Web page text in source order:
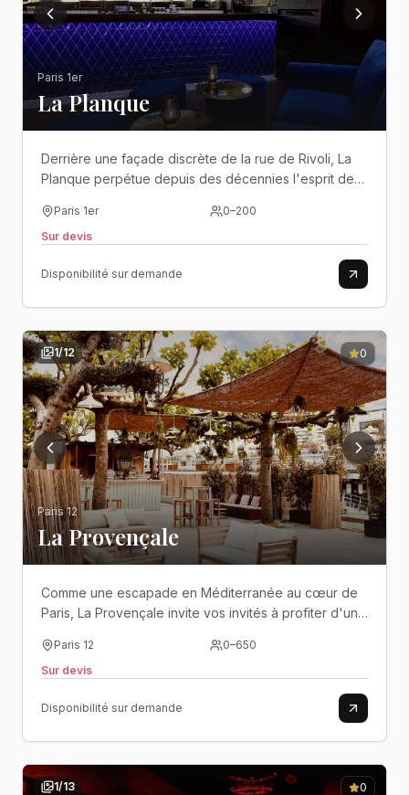
Paris 1er
La Planque
Derrière une façade discrète de la rue de Rivoli, La
Planque perpétue depuis des décennies l'esprit des
élégance, mystère et fête ne font qu'un..
Paris 1er 0–200
Sur devis
Disponibilité sur demande
1/12 0
Paris 12
La Provençale
Comme une escapade en Méditerranée au cœur de
Paris, La Provençale invite vos invités à profiter d'un
se rencontrent au bord de la Seine..
Paris 12 0–650
Sur devis
Disponibilité sur demande
1/13 0